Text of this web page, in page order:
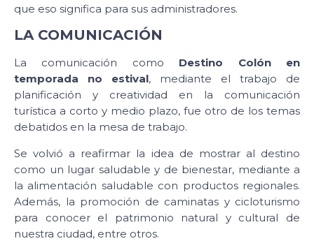
que eso significa para sus administradores.
LA COMUNICACIÓN
La comunicación como Destino Colón en
temporada no estival, mediante el trabajo de
planificación y creatividad en la comunicación
turística a corto y medio plazo, fue otro de los temas
debatidos en la mesa de trabajo.
Se volvió a reafirmar la idea de mostrar al destino
como un lugar saludable y de bienestar, mediante a
la alimentación saludable con productos regionales.
Además, la promoción de caminatas y cicloturismo
para conocer el patrimonio natural y cultural de
nuestra ciudad, entre otros.